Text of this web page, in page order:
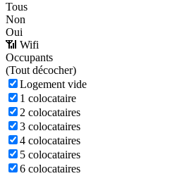
Tous
Non
Oui
📶 Wifi
Occupants
(Tout décocher)
Logement vide
1 colocataire
2 colocataires
3 colocataires
4 colocataires
5 colocataires
6 colocataires